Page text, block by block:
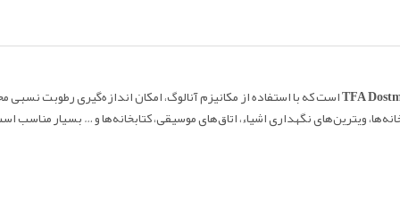
TFAاست که با استفاده از مکانیزم آنالوگ، امکان اندازه‌گیری رطوبت
ویترین‌های نگهداری اشیاء، اتاق‌های موسیقی، کتابخانه‌ها و … بسیار مناسب